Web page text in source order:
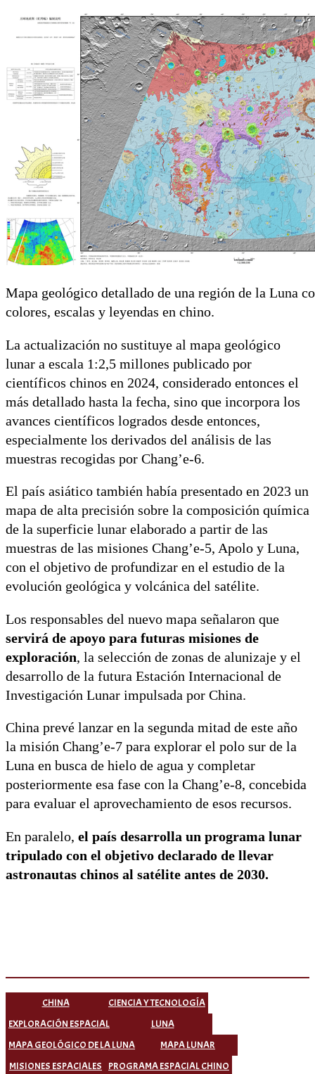
Mapa geológico detallado de una región de la Luna
colores, escalas y leyendas en chino.
La actualización no sustituye al mapa geológico
lunar a escala 1:2,5 millones publicado por
científicos chinos en 2024, considerado entonces el
más detallado hasta la fecha, sino que incorpora los
avances científicos logrados desde entonces,
especialmente los derivados del análisis de las
muestras recogidas por Chang’e-6.
El país asiático también había presentado en 2023 un
mapa de alta precisión sobre la composición química
de la superficie lunar elaborado a partir de las
muestras de las misiones Chang’e-5, Apolo y Luna,
con el objetivo de profundizar en el estudio de la
evolución geológica y volcánica del satélite.
Los responsables del nuevo mapa señalaron que
servirá de apoyo para futuras misiones de
exploración, la selección de zonas de alunizaje y el
desarrollo de la futura Estación Internacional de
Investigación Lunar impulsada por China.
China prevé lanzar en la segunda mitad de este año
la misión Chang’e-7 para explorar el polo sur de la
Luna en busca de hielo de agua y completar
posteriormente esa fase con la Chang’e-8, concebida
para evaluar el aprovechamiento de esos recursos.
En paralelo, el país desarrolla un programa lunar
tripulado con el objetivo declarado de llevar
astronautas chinos al satélite antes de 2030.
CHINA
CIENCIA Y TECNOLOGÍA
EXPLORACIÓN ESPACIAL
LUNA
MAPA GEOLÓGICO DE LA LUNA
MAPA LUNAR
MISIONES ESPACIALES
PROGRAMA ESPACIAL CHINO